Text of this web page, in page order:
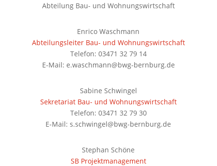
Abteilung Bau- und Wohnungswirtschaft
Enrico Waschmann
Abteilungsleiter Bau- und Wohnungswirtschaft
Telefon: 03471 32 79 14
E-Mail: e.waschmann@bwg-bernburg.de
Sabine Schwingel
Sekretariat Bau- und Wohnungswirtschaft
Telefon: 03471 32 79 30
E-Mail: s.schwingel@bwg-bernburg.de
Stephan Schöne
SB Projektmanagement